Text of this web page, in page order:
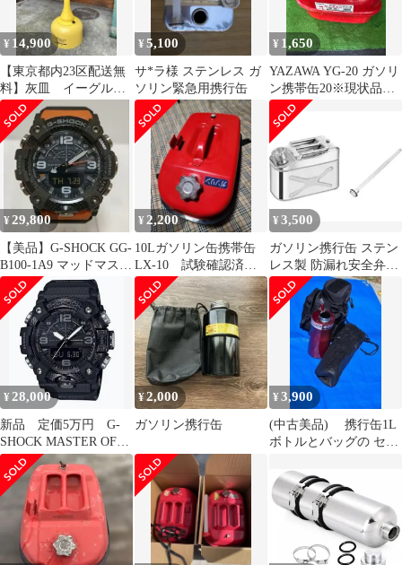
¥ 14,900
【東京都内23区配送無
料】灰皿 イーグル社
スタンド式 屋外用
吸い殻入れ
¥5,100
サ*ラ様 ステンレス ガ
ソリン緊急用携行缶
¥ 1,650
YAZAWA YG-20 ガソリ
ン携帯缶20※現状品
(ソ-196)
¥29,800
【美品】G-SHOCK GG-
B100-1A9 マッドマスタ
ー 5594
¥2,200
10Lガソリン缶携帯缶
LX-10 試験確認済証
品 ノズル付き
¥3,500
ガソリン携行缶 ステン
レス製 防漏れ安全弁付
き 防災10リットル
¥28,000
新品 定価5万円 G-
SHOCK MASTER OF
G MUDMASTER
¥2,000
ガソリン携行缶
¥3,900
(中古美品) 携行缶1L
ボトルとバッグの セッ